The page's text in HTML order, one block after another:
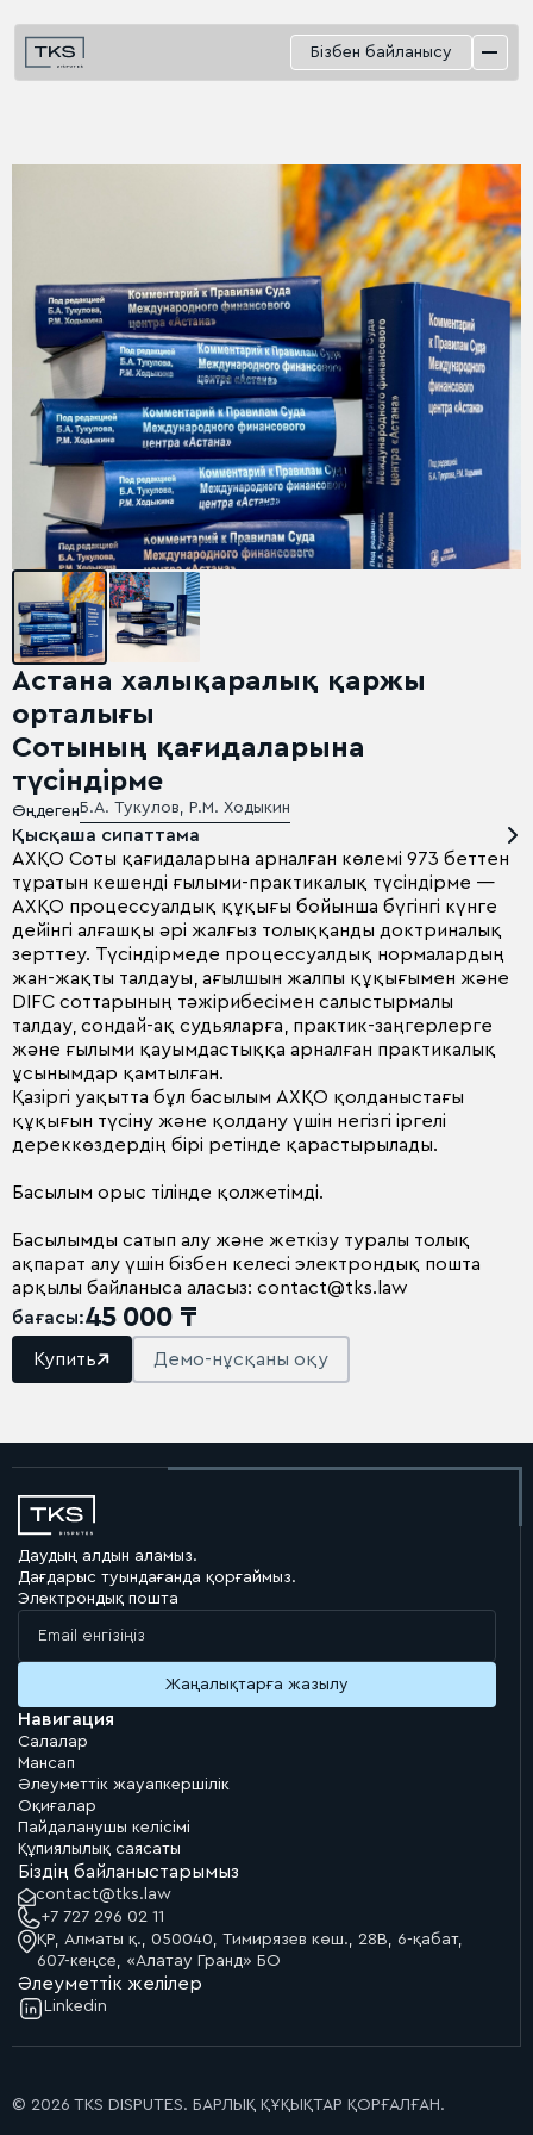
Бізбен байланысу
Астана халықаралық қаржы
орталығы
Сотының қағидаларына
түсіндірме
Өңдеген Б.А. Тукулов, Р.М. Ходыкин
Қысқаша сипаттама
АХҚО Соты қағидаларына арналған көлемі 973 беттен
тұратын кешенді ғылыми-практикалық түсіндірме —
АХҚО процессуалдық құқығы бойынша бүгінгі күнге
дейінгі алғашқы әрі жалғыз толыққанды доктриналық
зерттеу. Түсіндірмеде процессуалдық нормалардың
жан-жақты талдауы, ағылшын жалпы құқығымен және
DIFC соттарының тәжірибесімен салыстырмалы
талдау, сондай-ақ судьяларға, практик-заңгерлерге
және ғылыми қауымдастыққа арналған практикалық
ұсынымдар қамтылған.
Қазіргі уақытта бұл басылым АХҚО қолданыстағы
құқығын түсіну және қолдану үшін негізгі іргелі
дереккөздердің бірі ретінде қарастырылады.
Басылым орыс тілінде қолжетімді.
Басылымды сатып алу және жеткізу туралы толық
ақпарат алу үшін бізбен келесі электрондық пошта
арқылы байланыса аласыз: contact@tks.law
бағасы:45 000 ₸
Купить Демо-нұсқаны оқу
Даудың алдын аламыз.
Дағдарыс туындағанда қорғаймыз.
Электрондық пошта
Навигация
Салалар
Мансап
Әлеуметтік жауапкершілік
Оқиғалар
Пайдаланушы келісімі
Құпиялылық саясаты
Біздің байланыстарымыз
contact@tks.law
+7 727 296 02 11
ҚР, Алматы қ., 050040, Тимирязев көш., 28В, 6-қабат,
607-кеңсе, «Алатау Гранд» БО
Әлеуметтік желілер
Linkedin
© 2026 TKS DISPUTES. БАРЛЫҚ ҚҰҚЫҚТАР ҚОРҒАЛҒАН.